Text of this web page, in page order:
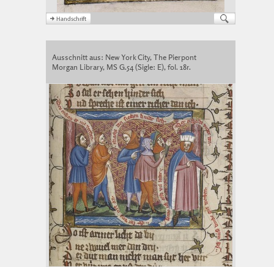
Ausschnitt aus: New York City, The Pierpont
Morgan Library, MS G.54 (Sigle: E), fol. 18r.